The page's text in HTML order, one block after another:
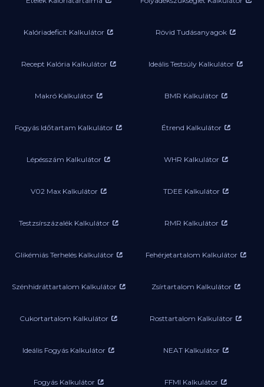
Kalóriadeficit Kalkulátor Rövid Tudásanyagok
Recept Kalória Kalkulátor Ideális Testsúly Kalkulátor
Makró Kalkulátor BMR Kalkulátor
Fogyás Időtartam Kalkulátor Étrend Kalkulátor
Lépésszám Kalkulátor WHR Kalkulátor
V02 Max Kalkulátor TDEE Kalkulátor
Testzsírszázalék Kalkulátor RMR Kalkulátor
Glikémiás Terhelés Kalkulátor Fehérjetartalom Kalkulátor
Szénhidráttartalom Kalkulátor Zsírtartalom Kalkulátor
Cukortartalom Kalkulátor Rosttartalom Kalkulátor
Ideális Fogyás Kalkulátor NEAT Kalkulátor
Fogyás Kalkulátor FFMI Kalkulátor